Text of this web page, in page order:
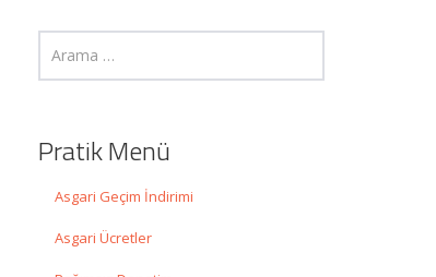
Pratik Menü
Asgari Geçim İndirimi
Asgari Ücretler